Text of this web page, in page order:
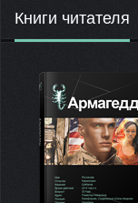
Книги читателя